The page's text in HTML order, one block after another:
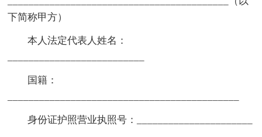
下简称甲方）
本人法定代表人姓名：
国籍：
身份证护照营业执照号：______________________